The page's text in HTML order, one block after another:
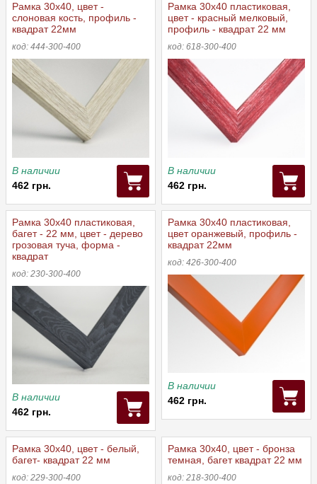
Рамка 30х40, цвет -
слоновая кость, профиль -
квадрат 22мм
код: 444-300-400
В наличии
462 грн.
Рамка 30x40 пластиковая,
цвет - красный мелковый,
профиль - квадрат 22 мм
код: 618-300-400
В наличии
462 грн.
Рамка 30x40 пластиковая,
багет - 22 мм, цвет - дерево
грозовая туча, форма -
квадрат
код: 230-300-400
В наличии
462 грн.
Рамка 30x40 пластиковая,
цвет оранжевый, профиль -
квадрат 22мм
код: 426-300-400
В наличии
462 грн.
Рамка 30x40, цвет - белый,
багет- квадрат 22 мм
код: 229-300-400
Рамка 30x40, цвет - бронза
темная, багет квадрат 22 мм
код: 218-300-400